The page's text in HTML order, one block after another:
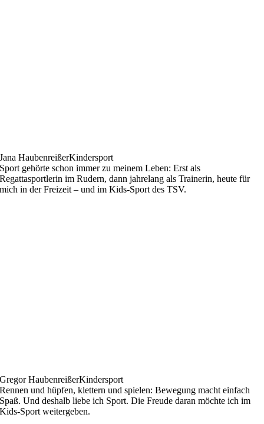
Jana HaubenreißerKindersport
Sport gehörte schon immer zu meinem Leben: Erst als
Regattasportlerin im Rudern, dann jahrelang als Trainerin, heute für
mich in der Freizeit – und im Kids-Sport des TSV.
Gregor HaubenreißerKindersport
Rennen und hüpfen, klettern und spielen: Bewegung macht einfach
Spaß. Und deshalb liebe ich Sport. Die Freude daran möchte ich im
Kids-Sport weitergeben.